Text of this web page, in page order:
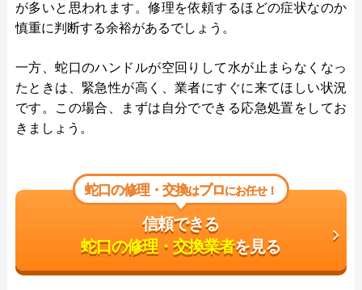
が多いと思われます。修理を依頼するほどの症状なのか
慎重に判断する余裕があるでしょう。
一方、蛇口のハンドルが空回りして水が止まらなくなっ
たときは、緊急性が高く、業者にすぐに来てほしい状況
です。この場合、まずは自分でできる応急処置をしてお
きましょう。
蛇口の修理・交換はプロにお任せ！
信頼できる
蛇口の修理・交換業者を見る